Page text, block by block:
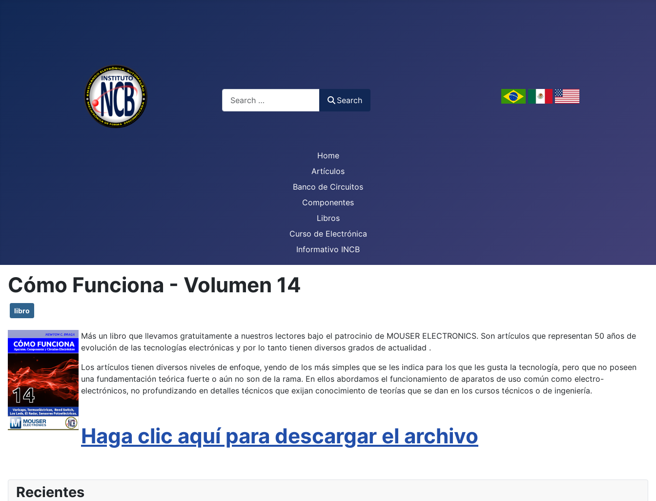
Search
Search
Home
Artículos
Banco de Circuitos
Componentes
Libros
Curso de Electrónica
Informativo INCB
Cómo Funciona - Volumen 14
libro
Más un libro que llevamos gratuitamente a nuestros lectores bajo el patrocinio de MOUSER ELECTRONICS. Son artículos que representan 50 años de
evolución de las tecnologías electrónicas y por lo tanto tienen diversos grados de actualidad .
Los artículos tienen diversos niveles de enfoque, yendo de los más simples que se les indica para los que les gusta la tecnología, pero que no poseen
una fundamentación teórica fuerte o aún no son de la rama. En ellos abordamos el funcionamiento de aparatos de uso común como electro-
electrónicos, no profundizando en detalles técnicos que exijan conocimiento de teorías que se dan en los cursos técnicos o de ingeniería.
Haga clic aquí para descargar el archivo
Recientes